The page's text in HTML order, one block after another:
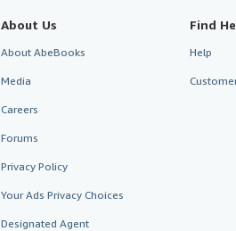
About Us
About AbeBooks
Media
Careers
Forums
Privacy Policy
Your Ads Privacy Choices
Designated Agent
Find
Help